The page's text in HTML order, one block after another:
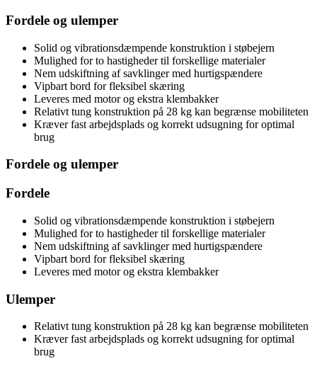
Fordele og ulemper
Solid og vibrationsdæmpende konstruktion i støbejern
Mulighed for to hastigheder til forskellige materialer
Nem udskiftning af savklinger med hurtigspændere
Vipbart bord for fleksibel skæring
Leveres med motor og ekstra klembakker
Relativt tung konstruktion på 28 kg kan begrænse mobiliteten
Kræver fast arbejdsplads og korrekt udsugning for optimal
brug
Fordele og ulemper
Fordele
Solid og vibrationsdæmpende konstruktion i støbejern
Mulighed for to hastigheder til forskellige materialer
Nem udskiftning af savklinger med hurtigspændere
Vipbart bord for fleksibel skæring
Leveres med motor og ekstra klembakker
Ulemper
Relativt tung konstruktion på 28 kg kan begrænse mobiliteten
Kræver fast arbejdsplads og korrekt udsugning for optimal
brug